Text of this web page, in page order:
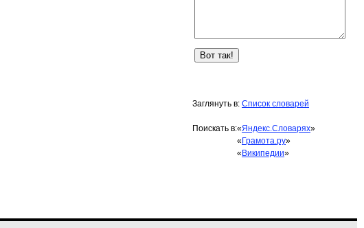
Заглянуть в: Список словарей
Поискать в:«Яндекс.Словарях»
« Грамота.ру»
« Википедии»